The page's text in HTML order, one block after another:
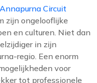
Annapurna Circuit
zijn ongelooflijke
en culturen. Niet dan
in zijn
regio. Een enorm
voor
tot professionele